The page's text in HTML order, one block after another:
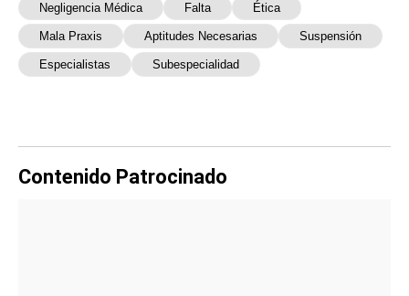
Negligencia Médica Falta Ética
Mala Praxis Aptitudes Necesarias Suspensión
Especialistas Subespecialidad
Contenido Patrocinado